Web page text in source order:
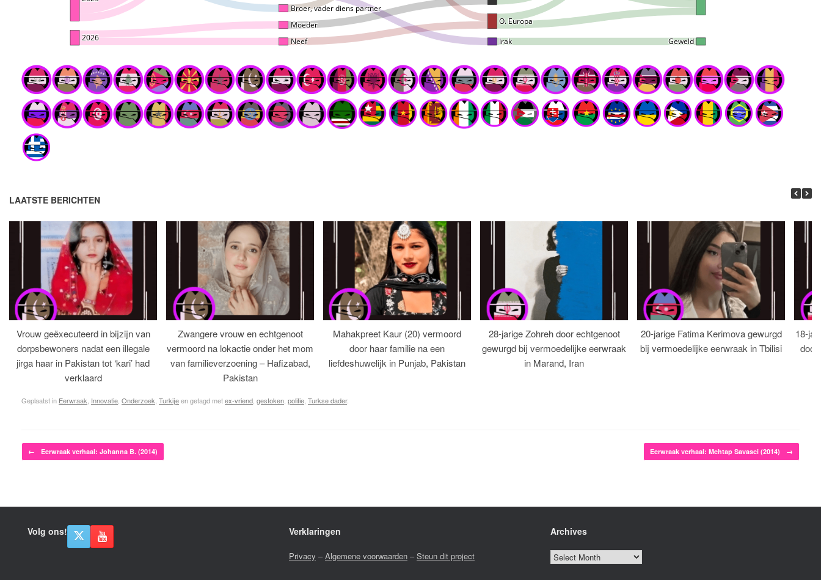
LAATSTE BERICHTEN
Vrouw geëxecuteerd in bijzijn van
dorpsbewoners nadat een illegale
jirga haar in Pakistan tot ‘kari’ had
verklaard
Zwangere vrouw en echtgenoot
vermoord na lokactie onder het mom
van familieverzoening – Hafizabad,
Pakistan
Mahakpreet Kaur (20) vermoord
door haar familie na een
liefdeshuwelijk in Punjab, Pakistan
28-jarige Zohreh door echtgenoot
gewurgd bij vermoedelijke eerwraak
in Marand, Iran
20-jarige Fatima Kerimova gewurgd
bij vermoedelijke eerwraak in Tbilisi
18-
Geplaatst in Eerwraak Innovatie Onderzoek Turkijeen getagd metex-vriend gestoken politie Turkse dader.
Bericht navigatie
← Eerwraak verhaal: Johanna B. (2014) Eerwraak verhaal: Mehtap Savasci (2014) →
Volg ons! Verklaringen
Privacy –Algemene voorwaarden–Steun dit project
Archives
Archives